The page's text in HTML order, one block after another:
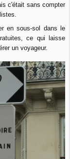
c'était sans compter
en sous-sol dans le
ce qui laisse
un voyageur.